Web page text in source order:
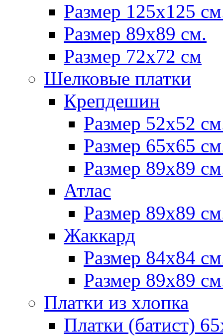
Размер 125х125
Размер 89х89 см.
Размер 72x72 см
Шелковые платки
Крепдешин
Размер 52х52
Размер 65х65
Размер 89х89
Атлас
Размер 89х89
Жаккард
Размер 84х84
Размер 89х89
Платки из хлопка
Платки (батист)